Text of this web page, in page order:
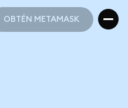
OBTÉN METAMASK